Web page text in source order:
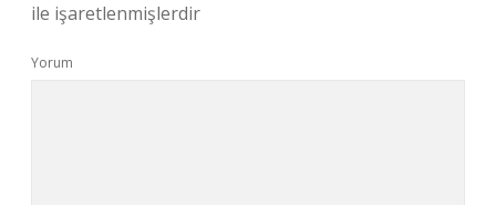
ile işaretlenmişlerdir
Yorum